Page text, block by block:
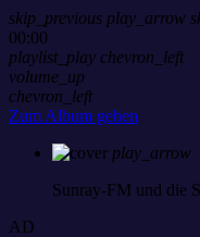
skip_previous play_arrow
00:00
playlist_play chevron_left
volume_up
chevron_left
Zum Album gehen
play_arrow
Sunray-FM und die
AD